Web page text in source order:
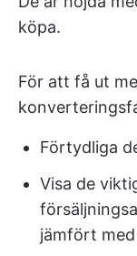
köpa.
För att få ut
Förtydliga
Visa de
jämfört